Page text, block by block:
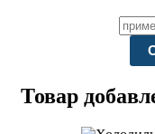
Товар